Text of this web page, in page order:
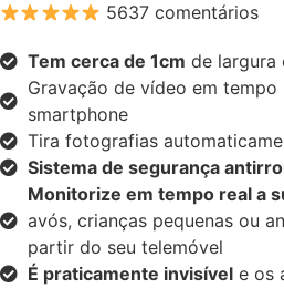
5637 comentários
Tem cerca de 1cm de largura
Gravação de vídeo em
smartphone
Tira fotografias
Sistema de segurança
Monitorize em tempo real a
avós, crianças pequenas ou
partir do seu telemóvel
É praticamente invisível e os